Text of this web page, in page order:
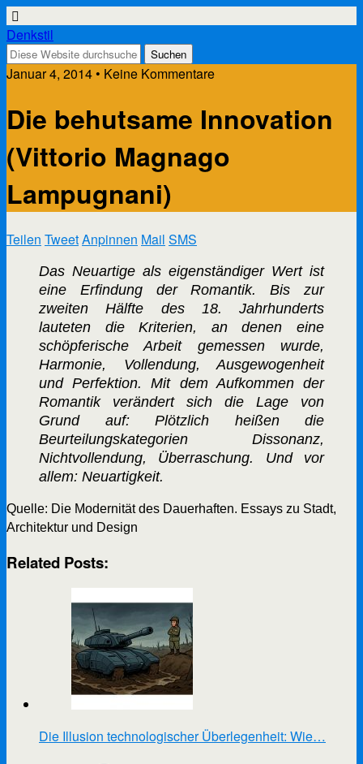
Denkstil
Januar 4, 2014 • Keine Kommentare
Die behutsame Innovation
(Vittorio Magnago
Lampugnani)
Teilen TweetAnpinnen Mail SMS
Das Neuartige als eigenständiger Wert ist
eine Erfindung der Romantik. Bis zur
zweiten Hälfte des 18. Jahrhunderts
lauteten die Kriterien, an denen eine
schöpferische Arbeit gemessen wurde,
Harmonie, Vollendung, Ausgewogenheit
und Perfektion. Mit dem Aufkommen der
Romantik verändert sich die Lage von
Grund auf: Plötzlich heißen die
Beurteilungskategorien Dissonanz,
Nichtvollendung, Überraschung. Und vor
allem: Neuartigkeit.
Quelle: Die Modernität des Dauerhaften. Essays zu Stadt,
Architektur und Design
Related Posts:
Die Illusion technologischer Überlegenheit: Wie…